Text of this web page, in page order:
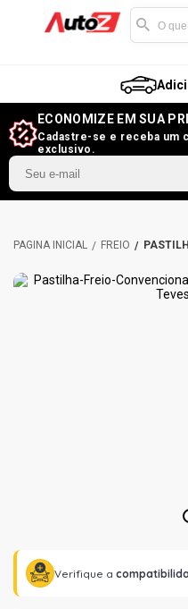
ECONOMIZE EM SUA
Cadastre-se e receba um
exclusivo.
FREIO
Verifique a